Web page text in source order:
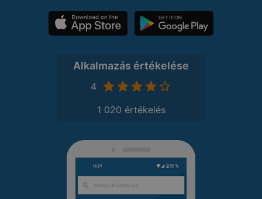
Alkalmazás értékelése
4
1 020 értékelés